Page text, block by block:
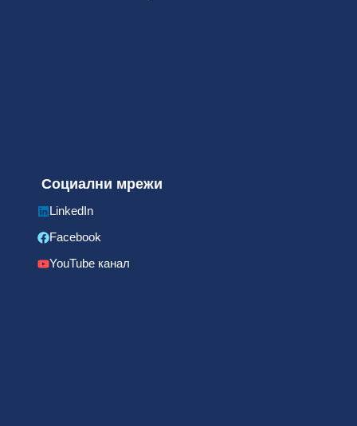
Социални мрежи
LinkedIn
Facebook
YouTube канал